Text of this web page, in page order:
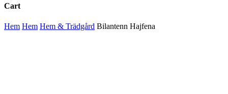
Cart
Close
Hem Hem Hem & Trädgård Bilantenn Hajfena